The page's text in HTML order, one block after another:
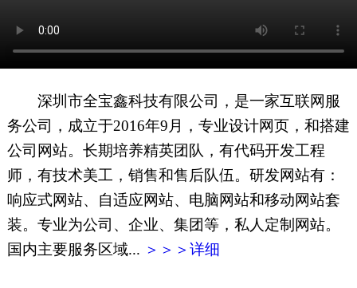
XML地图
深圳市全宝鑫科技有限公司，是一家互联网服
务公司，成立于2016年9月，专业设计网页，和搭建
公司网站。长期培养精英团队，有代码开发工程
师，有技术美工，销售和售后队伍。研发网站有：
响应式网站、自适应网站、电脑网站和移动网站套
装。专业为公司、企业、集团等，私人定制网站。
国内主要服务区域... ＞＞＞详细